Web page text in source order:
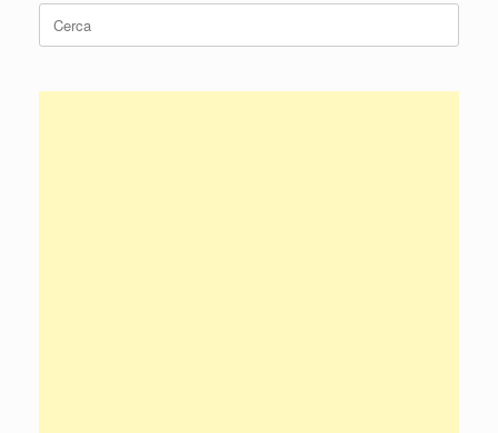
Ricerca
per: